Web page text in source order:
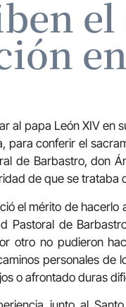
al papa León XIV en
para conferir el
de Barbastro, don
de que se trataba
el mérito de
Pastoral de
otro no pudieron
personales de
o afrontado duras